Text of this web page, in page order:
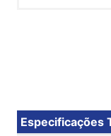
Especificações